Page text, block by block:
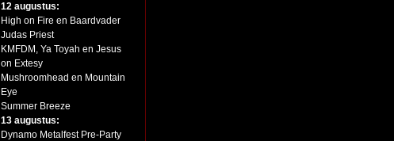
12 augustus:
High on Fire en Baardvader
Judas Priest
KMFDM, Ya Toyah en Jesus
on Extesy
Mushroomhead en Mountain
Eye
Summer Breeze
13 augustus:
Dynamo Metalfest Pre-Party